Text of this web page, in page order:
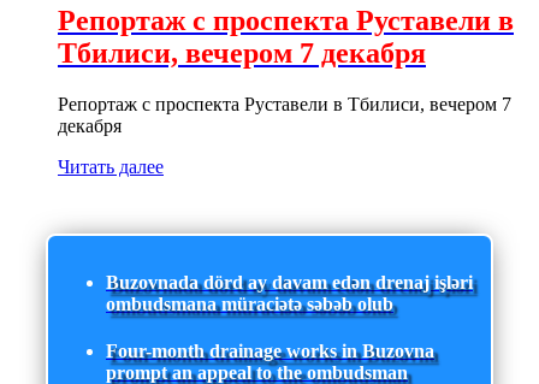
Репортаж с проспекта Руставели в
Тбилиси, вечером 7 декабря
Репортаж с проспекта Руставели в Тбилиси, вечером 7
декабря
Читать далее
Buzovnada dörd ay davam edən drenaj işləri
ombudsmana müraciətə səbəb olub
Four-month drainage works in Buzovna
prompt an appeal to the ombudsman